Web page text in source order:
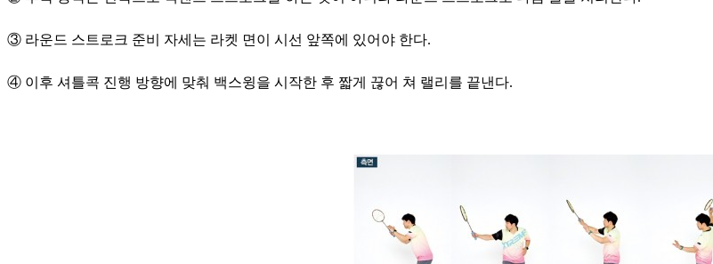
③ 라운드 스트로크 준비 자세는 라켓 면이 시선 앞쪽에 있어야 한다.
④ 이후 셔틀콕 진행 방향에 맞춰 백스윙을 시작한 후 짧게 끊어 쳐 랠리를 끝낸다.